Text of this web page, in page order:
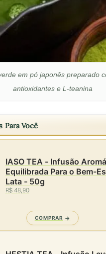
em pó japonês preparado
antioxidantes e L-teanina
Para Você
IASO TEA - Infusão
Equilibrada Para o Bem-
Lata - 50g
R$ 48,90
COMPRAR